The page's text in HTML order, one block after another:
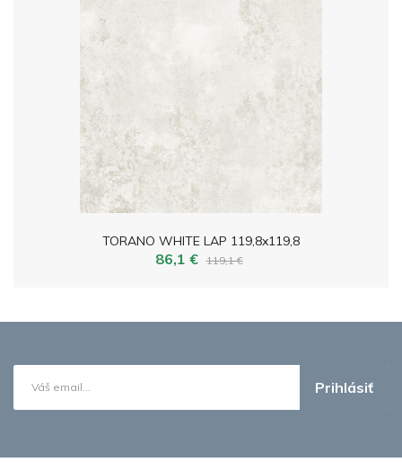
TORANO WHITE LAP 119,8x119,8
86,1 € 119,1 €
Prihlásiť